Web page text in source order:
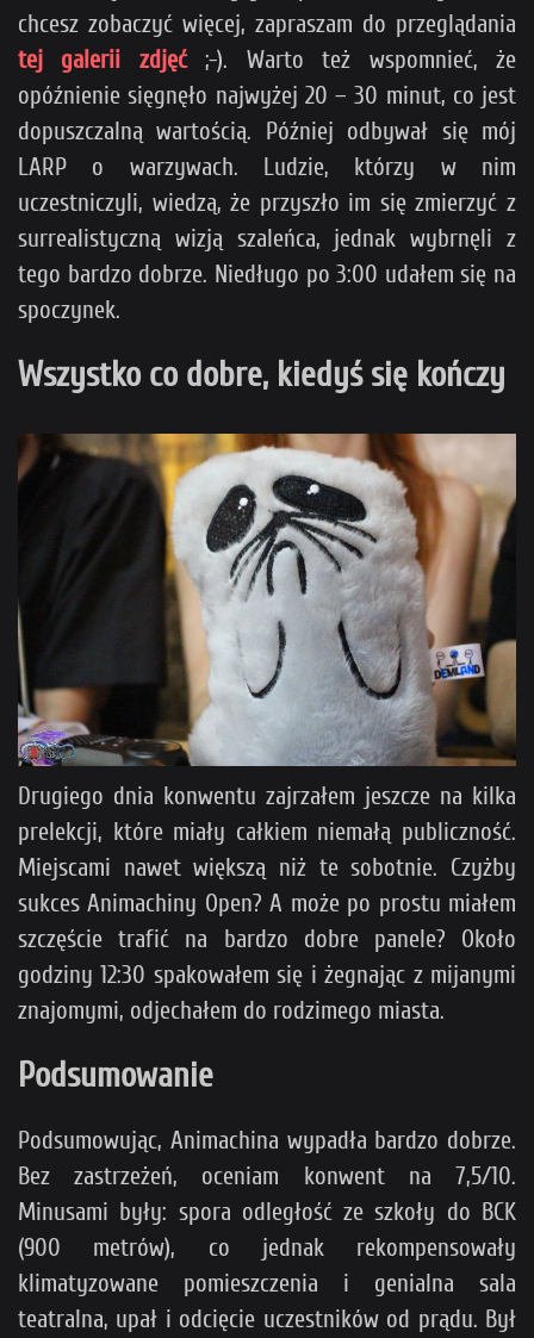
chcesz zobaczyć więcej, zapraszam do przeglądania
tej galerii zdjęć;-). Warto też wspomnieć, że
opóźnienie sięgnęło najwyżej 20 – 30 minut, co jest
dopuszczalną wartością. Później odbywał się mój
LARP o warzywach. Ludzie, którzy w nim
uczestniczyli, wiedzą, że przyszło im się zmierzyć z
surrealistyczną wizją szaleńca, jednak wybrnęli z
tego bardzo dobrze. Niedługo po 3:00 udałem się na
spoczynek.
Wszystko co dobre, kiedyś się kończy
Drugiego dnia konwentu zajrzałem jeszcze na kilka
prelekcji, które miały całkiem niemałą publiczność.
Miejscami nawet większą niż te sobotnie. Czyżby
sukces Animachiny Open? A może po prostu miałem
szczęście trafić na bardzo dobre panele? Około
godziny 12:30 spakowałem się i żegnając z mijanymi
znajomymi, odjechałem do rodzimego miasta.
Podsumowanie
Podsumowując, Animachina wypadła bardzo dobrze.
Bez zastrzeżeń, oceniam konwent na 7,5/10.
Minusami były: spora odległość ze szkoły do BCK
(900 metrów), co jednak rekompensowały
klimatyzowane pomieszczenia i genialna sala
teatralna, upał i odcięcie uczestników od prądu. Był